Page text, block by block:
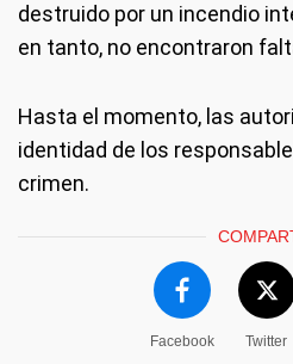
destruido por un incendio
en tanto, no encontraron
Hasta el momento, las
identidad de los
crimen.
Facebook Twitter